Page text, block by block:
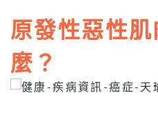
原發性惡性
麼？